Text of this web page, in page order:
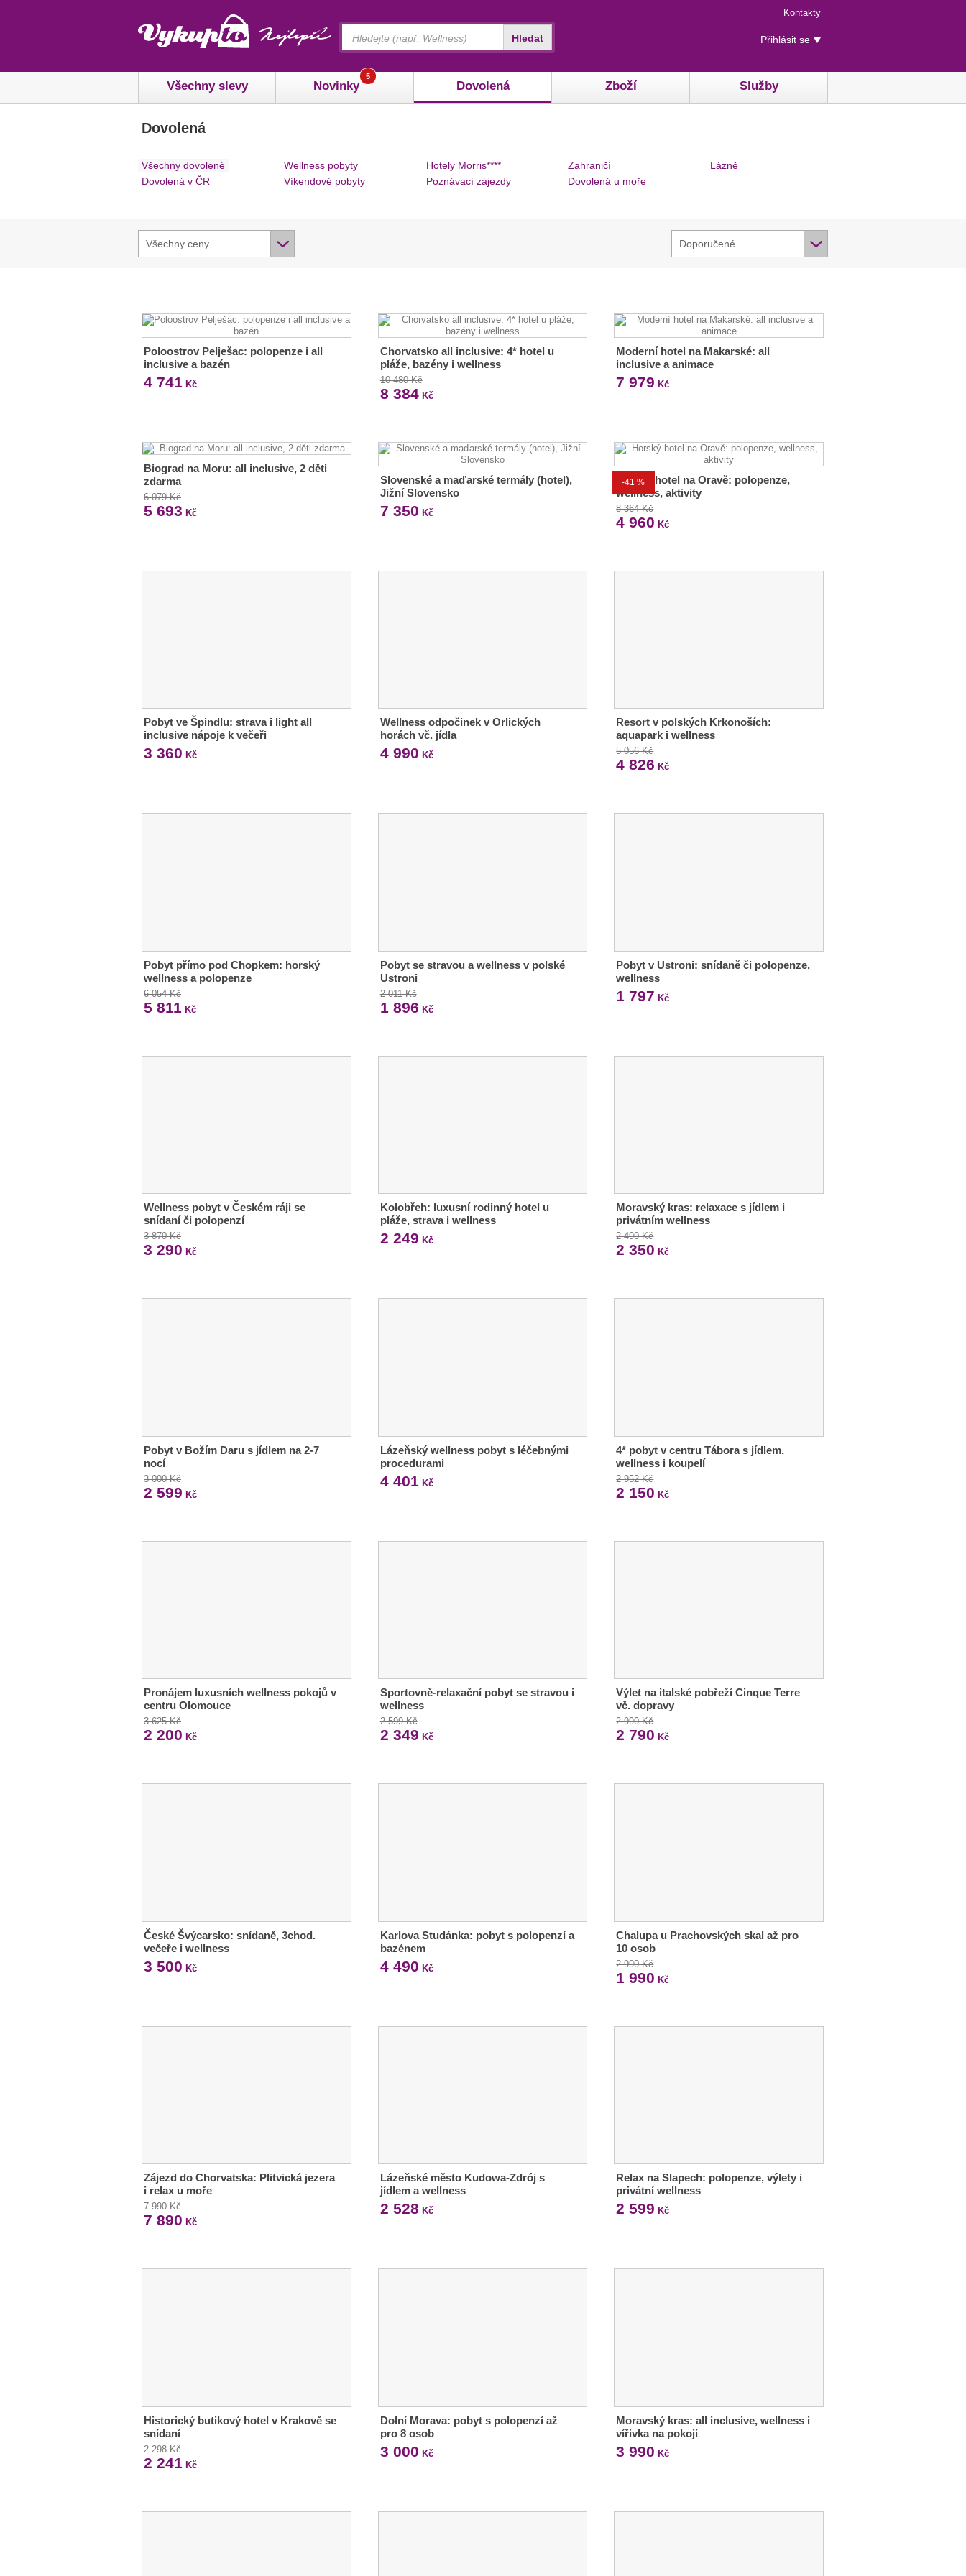
Menu
rychlého
přístupu
Kontakty
Uživatelské
menu
Přihlásit se
Všechny slevy Novinky
5
Dovolená Zboží Služby
Hledat
Dovolená
Všechny dovolené
Dovolená v ČR
Wellness pobyty
Víkendové pobyty
Hotely Morris****
Poznávací zájezdy
Zahraničí
Dovolená u moře
Lázně
Všechny ceny Doporučené
Poloostrov Pelješac: polopenze i all
inclusive a bazén
4 741 Kč
Chorvatsko all inclusive: 4* hotel u
pláže, bazény i wellness
10 480 Kč
8 384Kč
Moderní hotel na Makarské: all
inclusive a animace
7 979 Kč
Biograd na Moru: all inclusive, 2 děti
zdarma
6 079 Kč
5 693 Kč
Slovenské a maďarské termály (hotel),
Jižní Slovensko
7 350 Kč
-41 %
Horský hotel na Oravě: polopenze,
wellness, aktivity
8 364 Kč
4 960 Kč
Pobyt ve Špindlu: strava i light all
inclusive nápoje k večeři
3 360 Kč
Wellness odpočinek v Orlických
horách vč. jídla
4 990 Kč
Resort v polských Krkonoších:
aquapark i wellness
5 056 Kč
4 826 Kč
Pobyt přímo pod Chopkem: horský
wellness a polopenze
6 054 Kč
5 811 Kč
Pobyt se stravou a wellness v polské
Ustroni
2 011 Kč
1 896 Kč
Pobyt v Ustroni: snídaně či polopenze,
wellness
1 797 Kč
Wellness pobyt v Českém ráji se
snídaní či polopenzí
3 870 Kč
3 290 Kč
Kolobřeh: luxusní rodinný hotel u
pláže, strava i wellness
2 249 Kč
Moravský kras: relaxace s jídlem i
privátním wellness
2 490 Kč
2 350 Kč
Pobyt v Božím Daru s jídlem na 2-7
nocí
3 000 Kč
2 599 Kč
Lázeňský wellness pobyt s léčebnými
procedurami
4 401 Kč
4* pobyt v centru Tábora s jídlem,
wellness i koupelí
2 952 Kč
2 150 Kč
Pronájem luxusních wellness pokojů v
centru Olomouce
3 625 Kč
2 200 Kč
Sportovně-relaxační pobyt se stravou i
wellness
2 599 Kč
2 349 Kč
Výlet na italské pobřeží Cinque Terre
vč. dopravy
2 990 Kč
2 790 Kč
České Švýcarsko: snídaně, 3chod.
večeře i wellness
3 500 Kč
Karlova Studánka: pobyt s polopenzí a
bazénem
4 490 Kč
Chalupa u Prachovských skal až pro
10 osob
2 990 Kč
1 990 Kč
Zájezd do Chorvatska: Plitvická jezera
i relax u moře
7 990 Kč
7 890 Kč
Lázeňské město Kudowa-Zdrój s
jídlem a wellness
2 528 Kč
Relax na Slapech: polopenze, výlety i
privátní wellness
2 599 Kč
Historický butikový hotel v Krakově se
snídaní
2 298 Kč
2 241 Kč
Dolní Morava: pobyt s polopenzí až
pro 8 osob
3 000 Kč
Moravský kras: all inclusive, wellness i
vířivka na pokoji
3 990 Kč